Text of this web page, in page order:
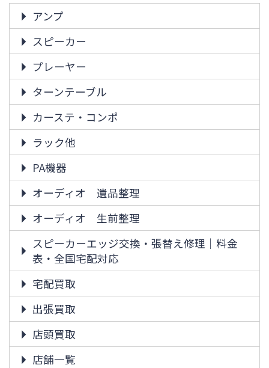
アンプ
スピーカー
プレーヤー
ターンテーブル
カーステ・コンポ
ラック他
PA機器
オーディオ 遺品整理
オーディオ 生前整理
スピーカーエッジ交換・張替え修理｜料金
表・全国宅配対応
宅配買取
出張買取
店頭買取
店舗一覧